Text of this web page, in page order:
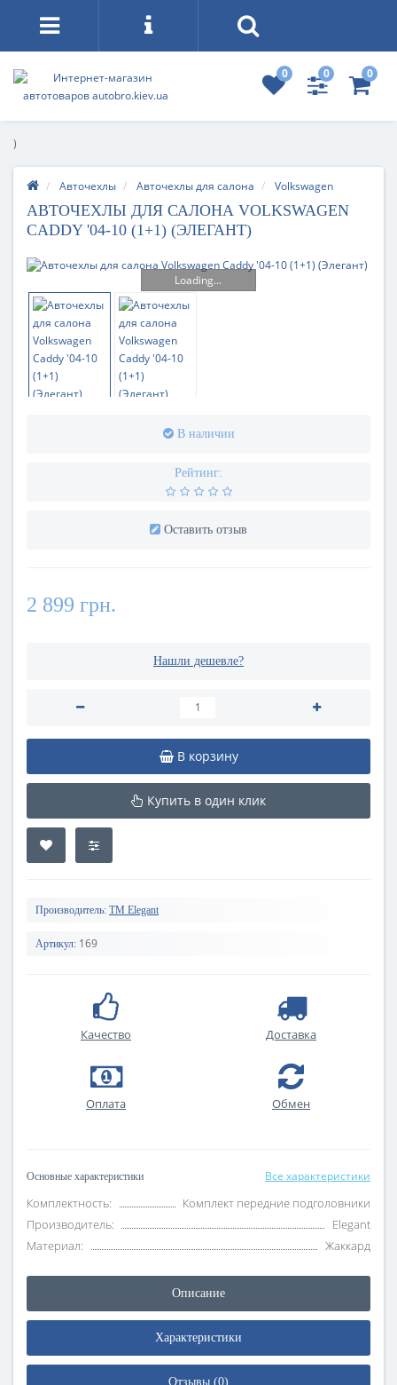
0 0 0
)
Авточехлы Авточехлы для салона Volkswagen
АВТОЧЕХЛЫ ДЛЯ САЛОНА VOLKSWAGEN
CADDY '04-10 (1+1) (ЭЛЕГАНТ)
Loading...
В наличии
Рейтинг:
Оставить отзыв
2 899 грн.
Нашли дешевле?
В корзину
Купить в один клик
Производитель: TM Elegant
Артикул: 169
Качество Доставка
Оплата Обмен
Основные характеристики Все характеристики
Комплектность:
Комплект передние подголовники
Производитель:
Elegant
Материал:
Жаккард
Описание
Характеристики
Отзывы (0)